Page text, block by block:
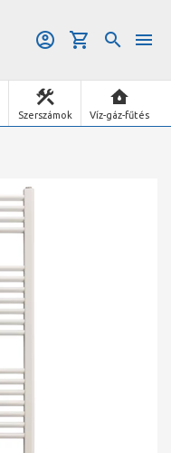
Szerszámok Víz-gáz-fűtés